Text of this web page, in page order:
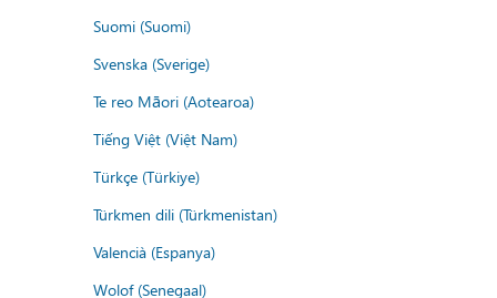
Suomi (Suomi)
Svenska (Sverige)
Te reo Māori (Aotearoa)
Tiếng Việt (Việt Nam)
Türkçe (Türkiye)
Türkmen dili (Türkmenistan)
Valencià (Espanya)
Wolof (Senegaal)